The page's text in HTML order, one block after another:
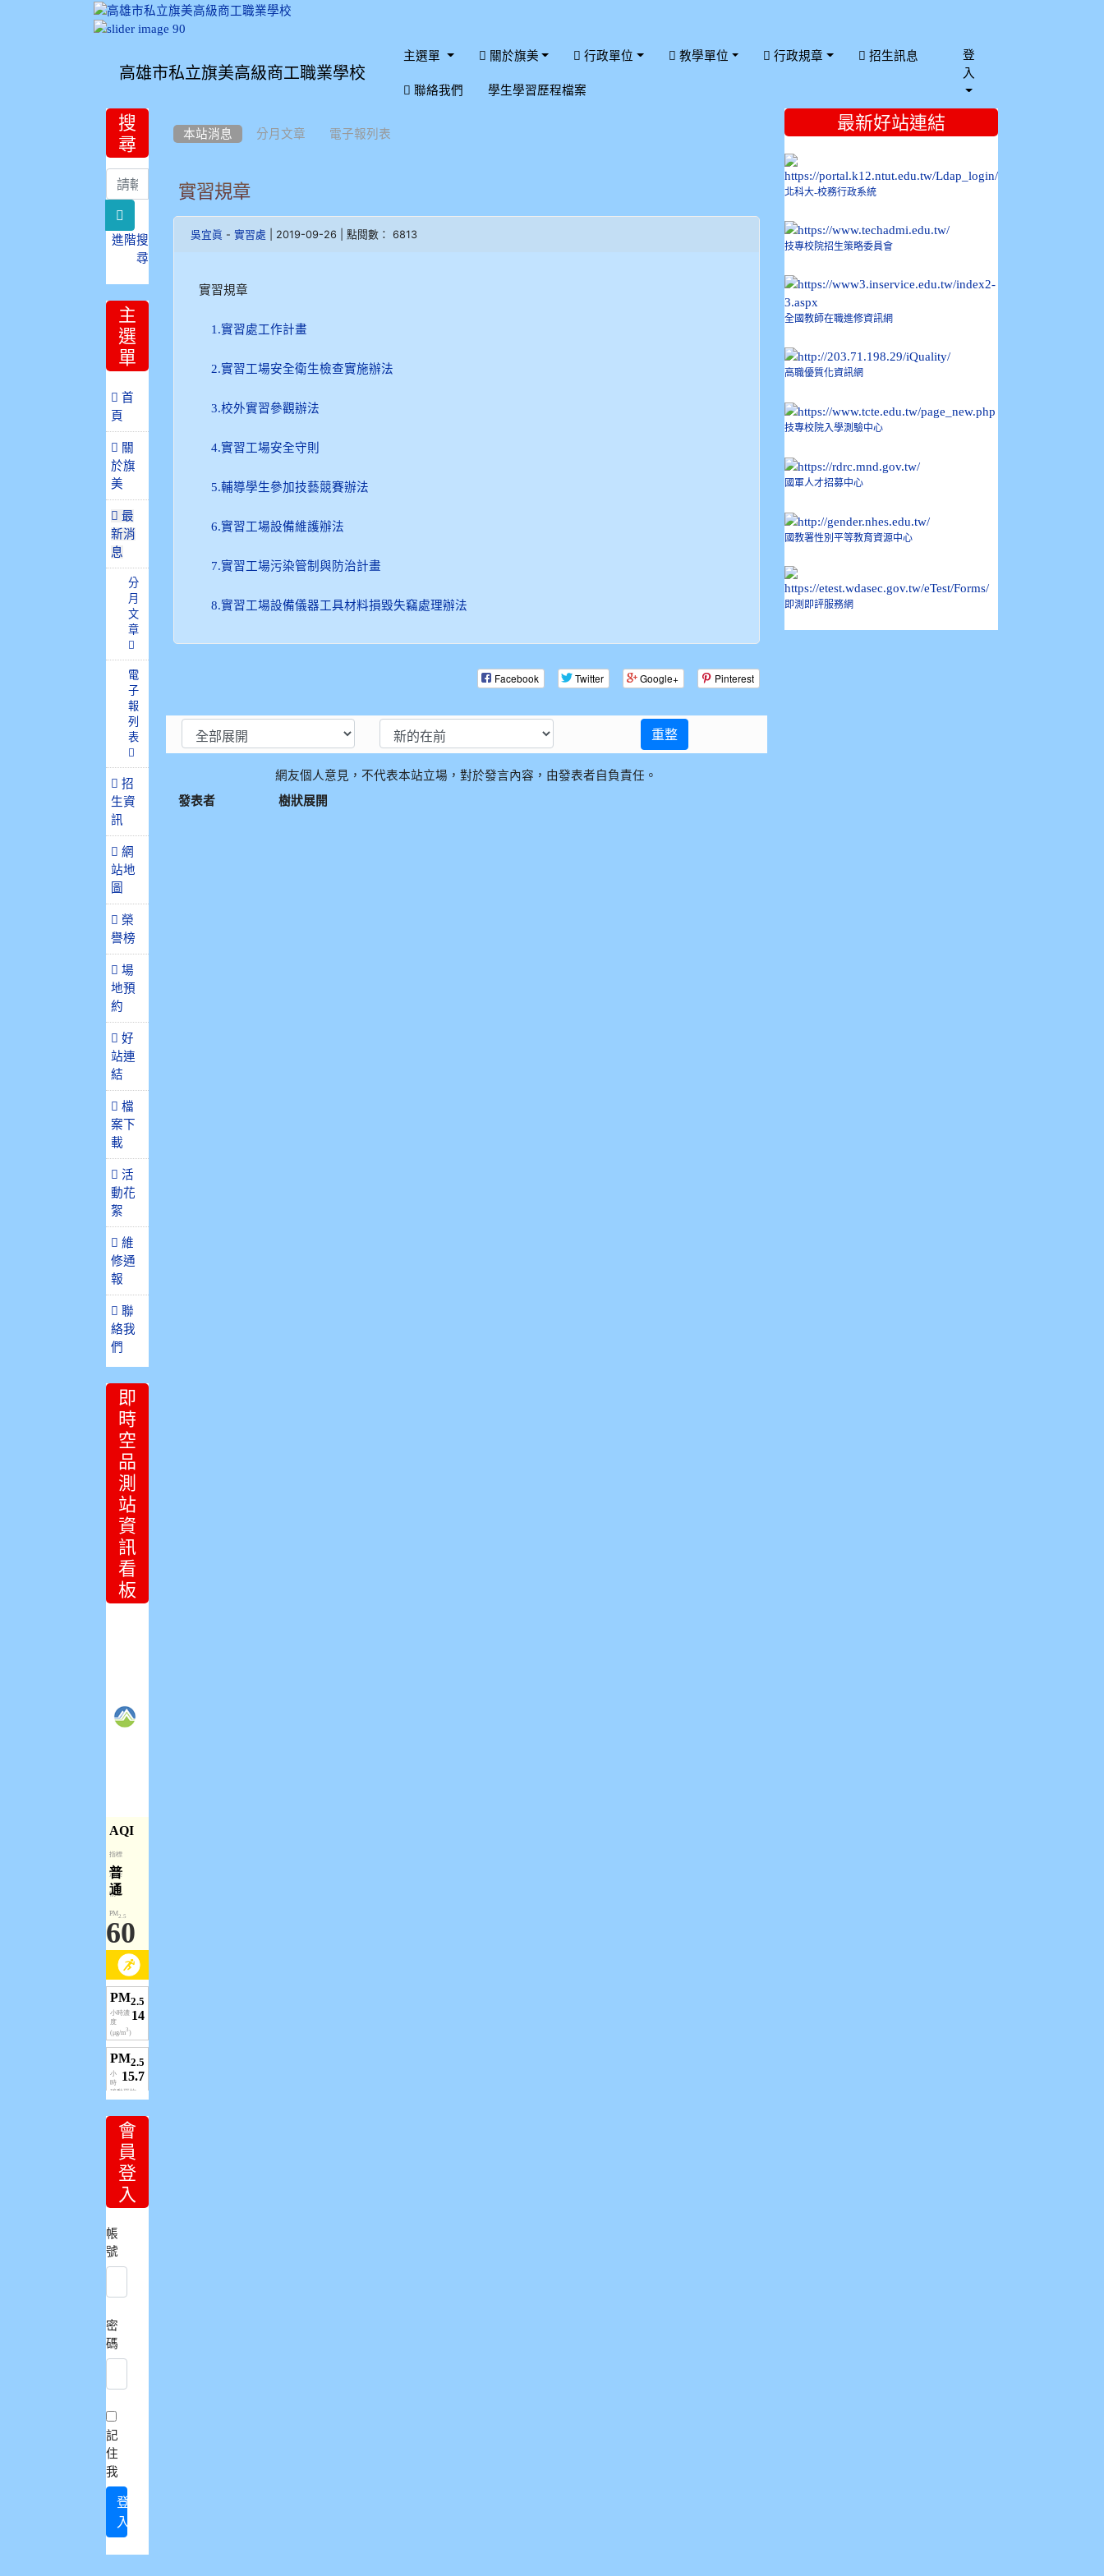
高雄市私立旗美高級商工職業學校
主選單 關於旗美 行政單位 教學單位 行政規章 招生訊息
聯絡我們 學生學習歷程檔案
登
入
本站消息 分月文章 電子報列表
實習規章
吳宜眞 -實習處 | 2019-09-26 | 點閱數： 6813
實習規章
1.實習處工作計畫
2.實習工場安全衛生檢查實施辦法
3.校外實習參觀辦法
4.實習工場安全守則
5.輔導學生參加技藝競賽辦法
6.實習工場設備維護辦法
7.實習工場污染管制與防治計畫
8.實習工場設備儀器工具材料損毀失竊處理辦法
Facebook Twitter Google+ Pinterest
重整
網友個人意見，不代表本站立場，對於發言內容，由發表者自負責任。
發表者
樹狀展開
:::
搜
尋
進階搜
尋
主
選
單
 首
頁
關
於旗
美
最
新消
息
分
月
文
章
電
子
報
列
表
招
生資
訊
網
站地
圖
榮
譽榜
場
地預
約
好
站連
結
檔
案下
載
活
動花
絮
維
修通
報
聯
絡我
們
即
時
空
品
測
站
資
訊
看
板
會
員
登
入
帳
號
密
碼
記
住
我
登
入
::: 最新好站連結
北科大-校務行政系統
技專校院招生策略委員會
全國教師在職進修資訊網
高職優質化資訊網
技專校院入學測驗中心
國軍人才招募中心
國教署性別平等教育資源中心
即測即評服務網